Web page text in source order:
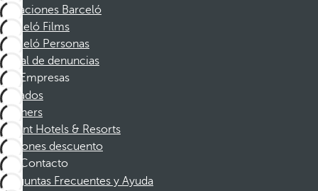
Vacaciones Barceló
Barceló Films
Barceló Personas
Canal de denuncias
Empresas
Afiliados
Partners
Dorint Hotels & Resorts
Cupones descuento
Contacto
Preguntas Frecuentes y Ayuda